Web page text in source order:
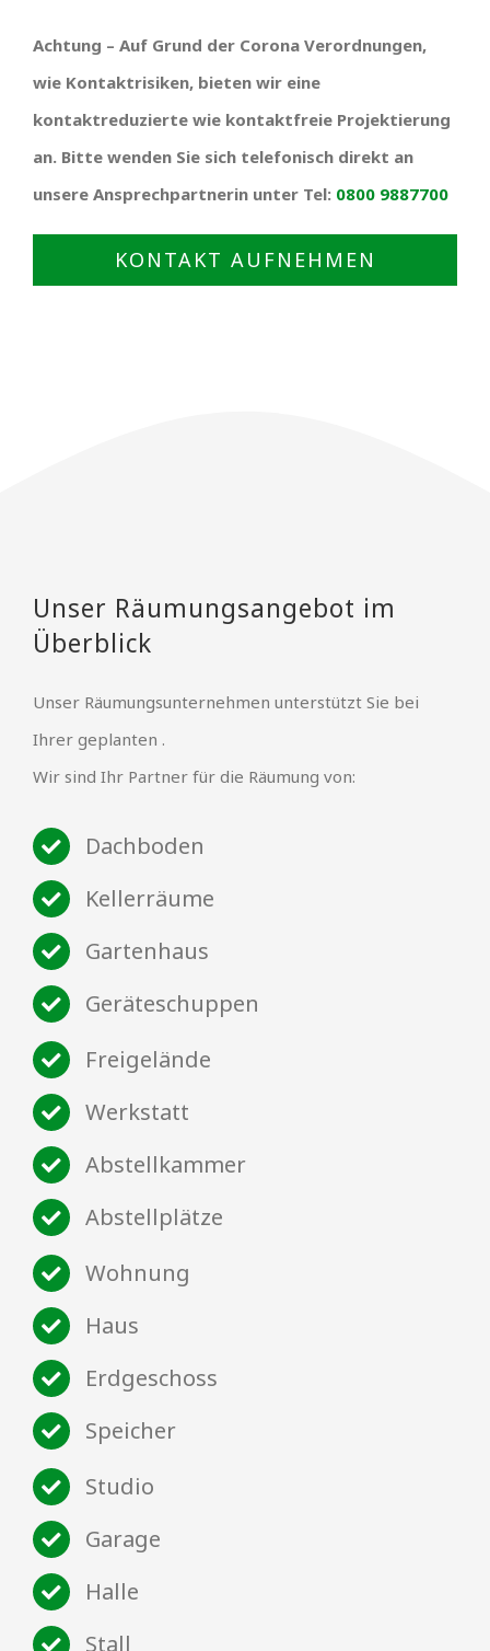
Achtung – Auf Grund der Corona Verordnungen,
wie Kontaktrisiken, bieten wir eine
kontaktreduzierte wie kontaktfreie Projektierung
an. Bitte wenden Sie sich telefonisch direkt an
unsere Ansprechpartnerin unter Tel: 0800 9887700
KONTAKT AUFNEHMEN
Unser Räumungsangebot im
Überblick
Unser Räumungsunternehmen unterstützt Sie bei
Ihrer geplanten .
Wir sind Ihr Partner für die Räumung von:
Dachboden
Kellerräume
Gartenhaus
Geräteschuppen
Freigelände
Werkstatt
Abstellkammer
Abstellplätze
Wohnung
Haus
Erdgeschoss
Speicher
Studio
Garage
Halle
Stall